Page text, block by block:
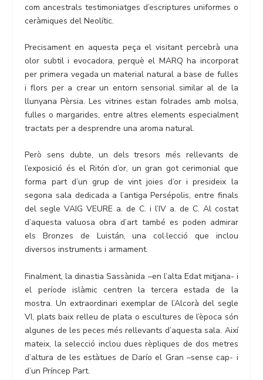
com ancestrals testimoniatges d’escriptures uniformes o
ceràmiques del Neolític.
Precisament en aquesta peça el visitant percebrà una
olor subtil i evocadora, perquè el MARQ ha incorporat
per primera vegada un material natural a base de fulles
i flors per a crear un entorn sensorial similar al de la
llunyana Pèrsia. Les vitrines estan folrades amb molsa,
fulles o margarides, entre altres elements especialment
tractats per a desprendre una aroma natural.
Però sens dubte, un dels tresors més rellevants de
l’exposició és el Ritón d’or, un gran got cerimonial que
forma part d’un grup de vint joies d’or i presideix la
segona sala dedicada a l’antiga Persépolis, entre finals
del segle VAIG VEURE a. de C. i l’IV a. de C. Al costat
d’aquesta valuosa obra d’art també es poden admirar
els Bronzes de Luistán, una col·lecció que inclou
diversos instruments i armament.
Finalment, la dinastia Sassànida –en l’alta Edat mitjana- i
el període islàmic centren la tercera estada de la
mostra. Un extraordinari exemplar de l’Alcorà del segle
VI, plats baix relleu de plata o escultures de l’època són
algunes de les peces més rellevants d’aquesta sala. Així
mateix, la selecció inclou dues rèpliques de dos metres
d’altura de les estàtues de Darío el Gran –sense cap- i
d’un Príncep Part.